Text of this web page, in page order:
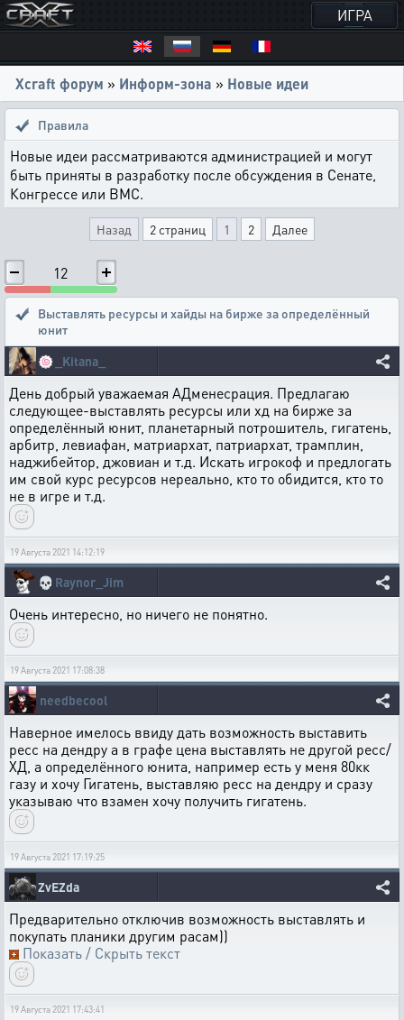
ИГРА
Xcraft форум » Информ-зона » Новые идеи
Правила
Новые идеи рассматриваются администрацией и могут
быть приняты в разработку после обсуждения в Сенате,
Конгрессе или ВМС.
Назад 2 страниц 1 2 Далее
12
Выставлять ресурсы и хайды на бирже за определённый
юнит
🍥
_Kitana_
День добрый уважаемая АДменесрация. Предлагаю
следующее-выставлять ресурсы или хд на бирже за
определённый юнит, планетарный потрошитель, гигатень,
арбитр, левиафан, матриархат, патриархат, трамплин,
наджибейтор, джовиан и т.д. Искать игрокоф и предлогать
им свой курс ресурсов нереально, кто то обидится, кто то
не в игре и т.д.
19 Августа 2021 14:12:19
💀 Raynor_Jim
Очень интересно, но ничего не понятно.
19 Августа 2021 17:08:38
needbecool
Наверное имелось ввиду дать возможность выставить
ресс на дендру а в графе цена выставлять не другой ресс/
ХД, а определённого юнита, например есть у меня 80кк
газу и хочу Гигатень, выставляю ресс на дендру и сразу
указываю что взамен хочу получить гигатень.
19 Августа 2021 17:19:25
ZvEZda
Предварительно отключив возможность выставлять и
покупать планики другим расам))
Показать / Скрыть текст
19 Августа 2021 17:43:41